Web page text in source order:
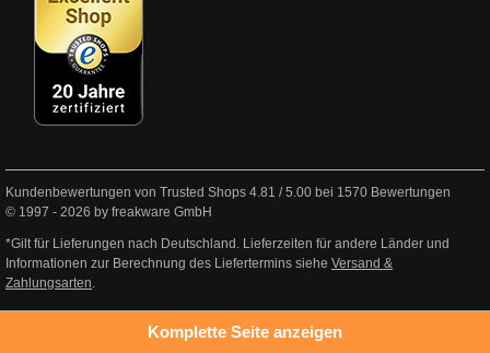
Kundenbewertungen von Trusted Shops 4.81 /5.00 bei 1570 Bewertungen
© 1997 - 2026 by freakware GmbH
*Gilt für Lieferungen nach Deutschland. Lieferzeiten für andere Länder und
Informationen zur Berechnung des Liefertermins siehe Versand &
Zahlungsarten.
Komplette Seite anzeigen